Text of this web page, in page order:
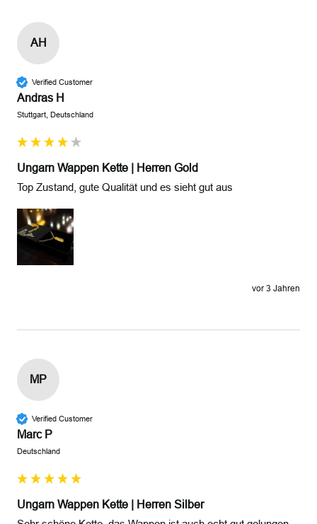
AH
Verified Customer
Andras H
Stuttgart, Deutschland
Ungarn Wappen Kette | Herren Gold
Top Zustand, gute Qualität und es sieht gut aus
vor 3 Jahren
MP
Verified Customer
Marc P
Deutschland
Ungarn Wappen Kette | Herren Silber